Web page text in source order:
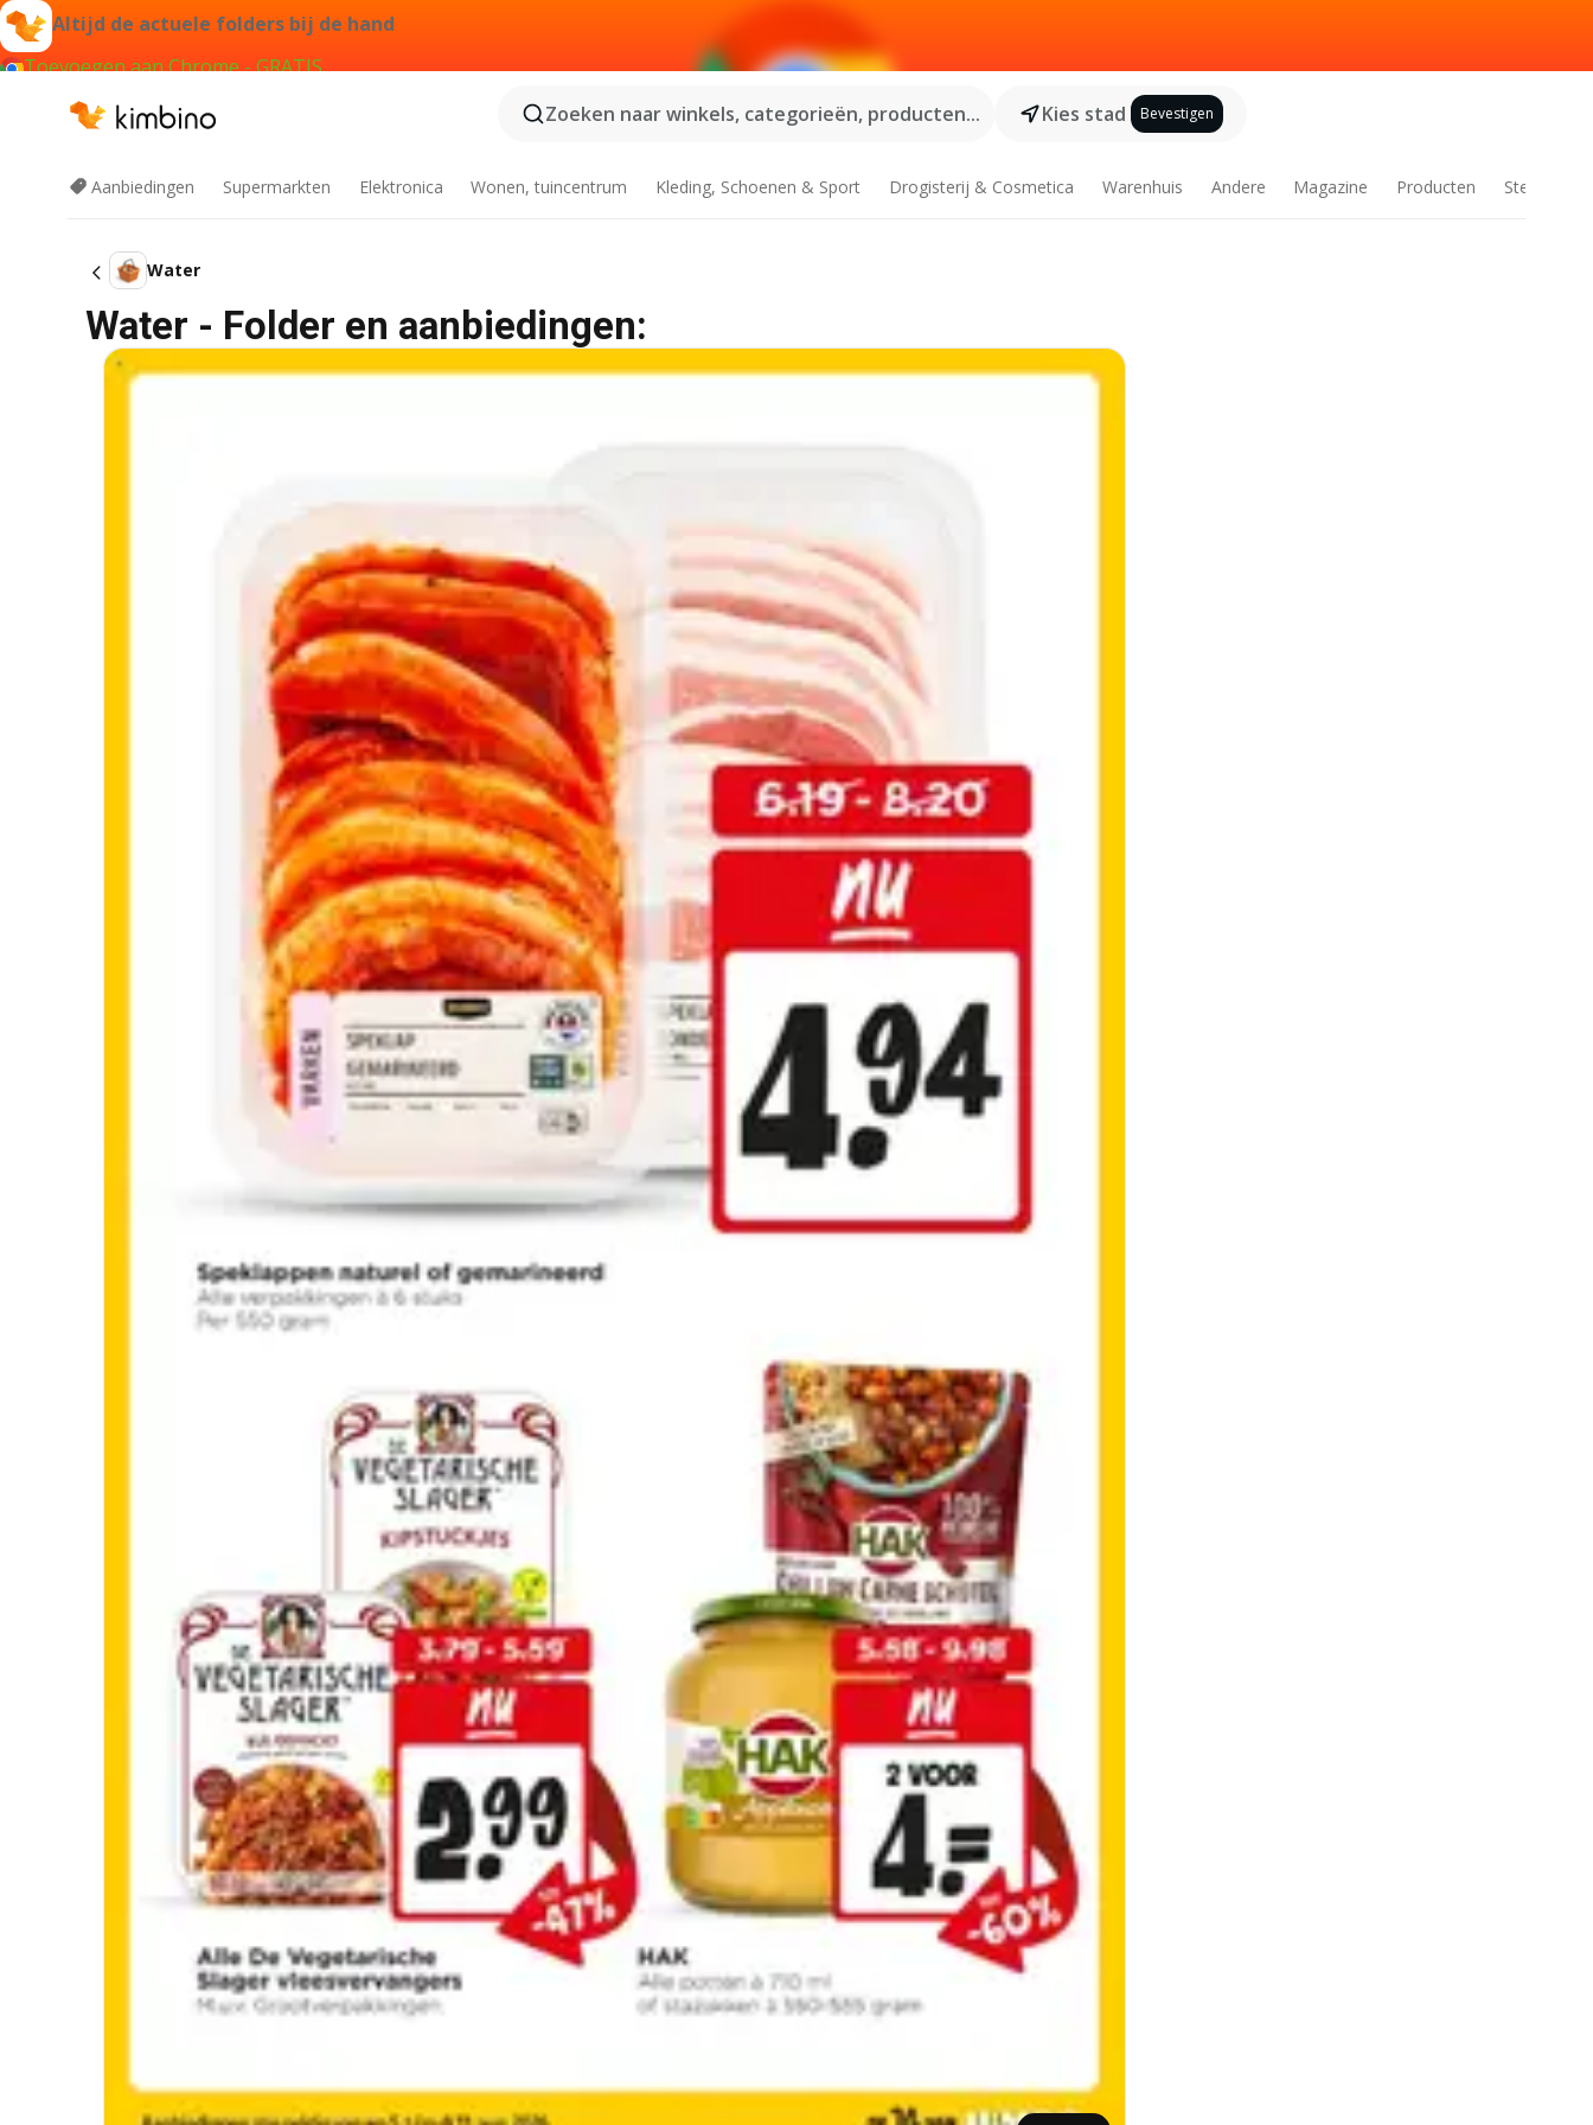
Altijd de actuele folders bij de hand
Toevoegen aan Chrome - GRATIS
Zoeken naar winkels, categorieën, producten...
Kies stad Bevestigen
Aanbiedingen Supermarkten Elektronica Wonen, tuincentrum Kleding, Schoenen & Sport Drogisterij & Cosmetica Warenhuis Andere Magazine Producten Steden
Water
Water - Folder en aanbiedingen: